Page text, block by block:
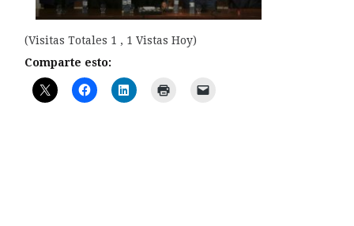
(Visitas Totales 1 , 1 Vistas Hoy)
Comparte esto: